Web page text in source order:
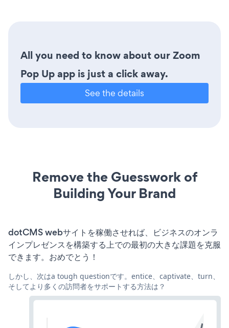
All you need to know about our Zoom
Pop Up app is just a click away.
See the details
Remove the Guesswork of
Building Your Brand
dotCMS webサイトを稼働させれば、ビジネスのオンラ
インプレゼンスを構築する上での最初の大きな課題を克服
できます。おめでとう！
しかし、次はa tough questionです。entice、captivate、turn、
そしてより多くの訪問者をサポートする方法は？